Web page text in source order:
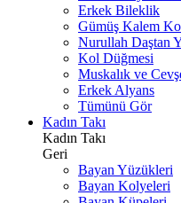
Erkek Bileklik
Gümüş Kalem
Nurullah Daştan
Kol Düğmesi
Muskalık ve
Erkek Alyans
Tümünü Gör
Kadın Takı
Kadın Takı
Geri
Bayan Yüzükleri
Bayan Kolyeleri